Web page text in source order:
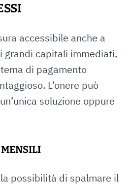
accessibile anche a
grandi capitali immediati,
di pagamento
L’onere può
soluzione oppure
MENSILI
possibilità di spalmare il